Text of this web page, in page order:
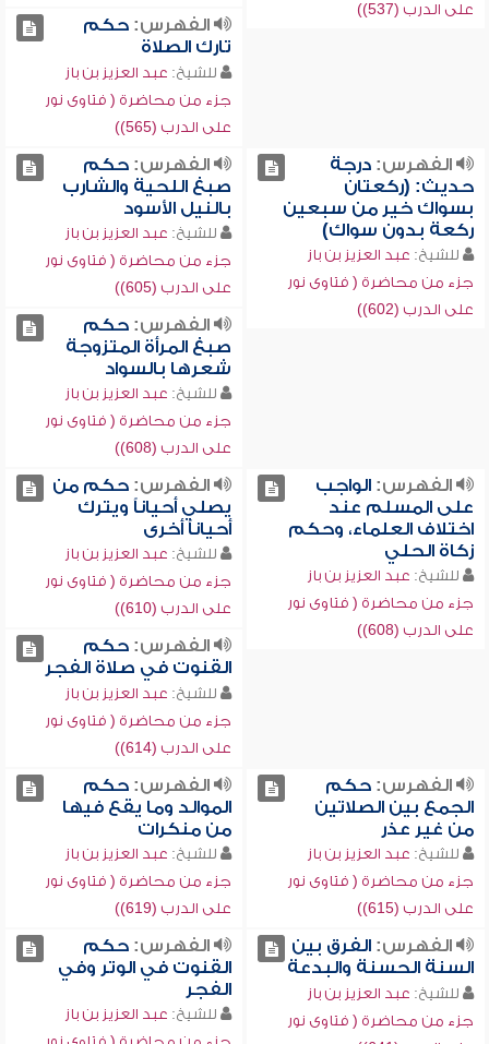
على الدرب (537))
الفهرس:حكم
تارك الصلاة
للشيخ: عبد العزيز بن باز
جزء من محاضرة ( فتاوى نور
على الدرب (565))
الفهرس:درجة
حديث: (ركعتان
بسواك خير من سبعين
ركعة بدون سواك)
للشيخ: عبد العزيز بن باز
جزء من محاضرة ( فتاوى نور
على الدرب (602))
الفهرس:حكم
صبغ اللحية والشارب
بالنيل الأسود
للشيخ: عبد العزيز بن باز
جزء من محاضرة ( فتاوى نور
على الدرب (605))
الفهرس:حكم
صبغ المرأة المتزوجة
شعرها بالسواد
للشيخ: عبد العزيز بن باز
جزء من محاضرة ( فتاوى نور
على الدرب (608))
الفهرس:الواجب
على المسلم عند
اختلاف العلماء، وحكم
زكاة الحلي
للشيخ: عبد العزيز بن باز
جزء من محاضرة ( فتاوى نور
على الدرب (608))
الفهرس:حكم من
يصلي أحياناً ويترك
أحياناً أخرى
للشيخ: عبد العزيز بن باز
جزء من محاضرة ( فتاوى نور
على الدرب (610))
الفهرس:حكم
القنوت في صلاة الفجر
للشيخ: عبد العزيز بن باز
جزء من محاضرة ( فتاوى نور
على الدرب (614))
الفهرس:حكم
الجمع بين الصلاتين
من غير عذر
للشيخ: عبد العزيز بن باز
جزء من محاضرة ( فتاوى نور
على الدرب (615))
الفهرس:حكم
الموالد وما يقع فيها
من منكرات
للشيخ: عبد العزيز بن باز
جزء من محاضرة ( فتاوى نور
على الدرب (619))
الفهرس:الفرق بين
السنة الحسنة والبدعة
للشيخ: عبد العزيز بن باز
جزء من محاضرة ( فتاوى نور
الفهرس:حكم
القنوت في الوتر وفي
الفجر
للشيخ: عبد العزيز بن باز